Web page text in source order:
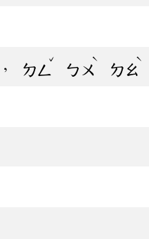
ㄉㄥ
ˇ
ㄅㄨ
ˋ
ㄉㄠ
ˋ